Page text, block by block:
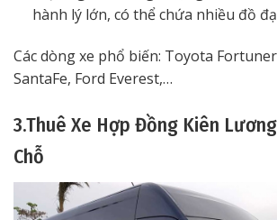
hành lý lớn, có thể chứa nhiều đồ
Các dòng xe phổ biến: Toyota
SantaFe, Ford Everest,…
3.Thuê Xe Hợp Đồng Kiên
Chỗ